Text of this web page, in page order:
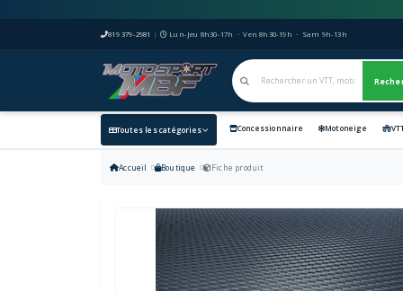
819 379-2981 | Lun-Jeu 8h30-17h · Ven 8h30-19h · Sam 9h-13h
Toutes les catégories Concessionnaire Motoneige
Accueil Boutique Fiche produit